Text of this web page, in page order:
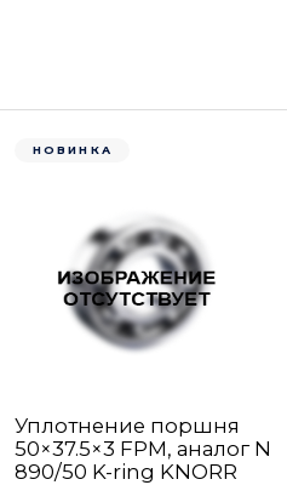
НОВИНКА
Уплотнение поршня
50×37.5×3 FРM, аналог N
890/50 K-ring KNORR